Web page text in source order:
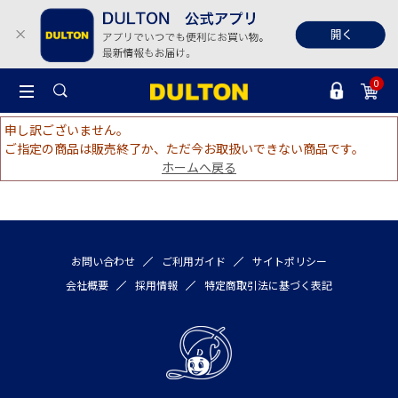
0
申し訳ございません。
ご指定の商品は販売終了か、ただ今お取扱いできない商品です。
ホームへ戻る
お問い合わせ ご利用ガイド
サイトポリシー
会社概要
採用情報 特定商取引法に基づく表記